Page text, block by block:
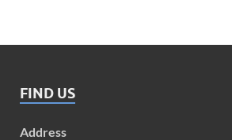
FIND US
Address